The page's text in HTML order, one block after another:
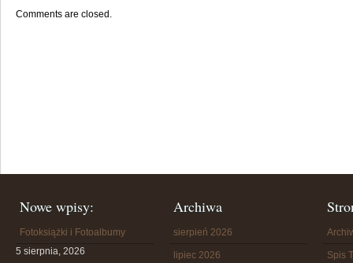
Comments are closed.
Nowe wpisy:
Fotoksiążki i Fotoalbumy
5 sierpnia, 2026
Archiwa
sierpień 2026
lipiec 2026 Spis